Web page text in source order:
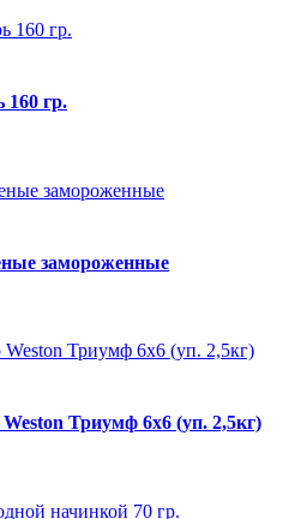
160 гр.
замороженные
Триумф 6х6 (уп. 2,5кг)